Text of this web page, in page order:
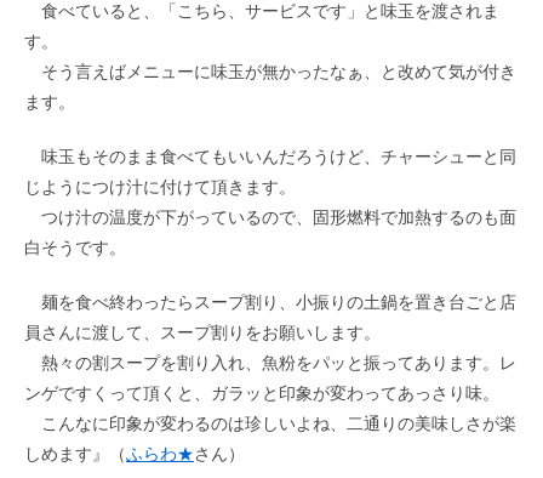
食べていると、「こちら、サービスです」と味玉を渡されま
す。
そう言えばメニューに味玉が無かったなぁ、と改めて気が付き
ます。
味玉もそのまま食べてもいいんだろうけど、チャーシューと同
じようにつけ汁に付けて頂きます。
つけ汁の温度が下がっているので、固形燃料で加熱するのも面
白そうです。
麺を食べ終わったらスープ割り、小振りの土鍋を置き台ごと店
員さんに渡して、スープ割りをお願いします。
熱々の割スープを割り入れ、魚粉をパッと振ってあります。レ
ンゲですくって頂くと、ガラッと印象が変わってあっさり味。
こんなに印象が変わるのは珍しいよね、二通りの美味しさが楽
しめます』（ふらわ★さん）